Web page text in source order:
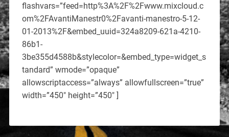
flashvars=”feed=http%3A%2F%2Fwww.mixcloud.c
om%2FAvantiManestr0%2Favanti-manestro-5-12-
01-2013%2F&embed_uuid=324a8209-621a-4210-
86b1-
3be355d4588b&stylecolor=&embed_type=widget_s
tandard” wmode=”opaque”
allowscriptaccess=”always” allowfullscreen=”true”
width=”450″ height=”450″ ]